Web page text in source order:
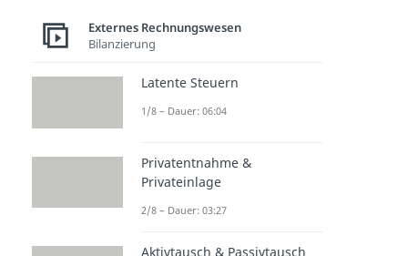
Externes Rechnungswesen
Bilanzierung
Latente Steuern
1/8 – Dauer: 06:04
Privatentnahme &
Privateinlage
2/8 – Dauer: 03:27
Aktivtausch & Passivtausch